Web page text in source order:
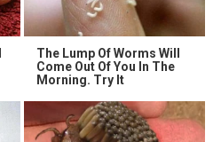
The Lump Of Worms Will
Come Out Of You In The
Morning. Try It